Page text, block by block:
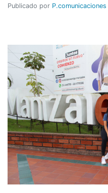
Publicado por P.comunicaciones